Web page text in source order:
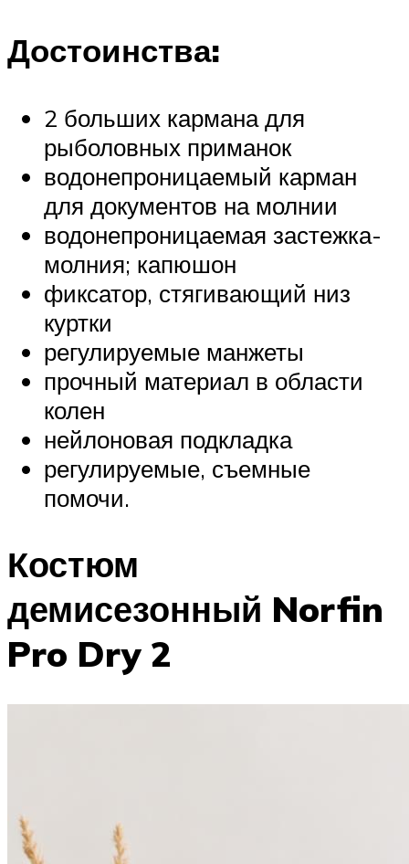
Достоинства:
2 больших кармана для
рыболовных приманок
водонепроницаемый карман
для документов на молнии
водонепроницаемая застежка-
молния; капюшон
фиксатор, стягивающий низ
куртки
регулируемые манжеты
прочный материал в области
колен
нейлоновая подкладка
регулируемые, съемные
помочи.
Костюм
демисезонный Norfin
Pro Dry 2